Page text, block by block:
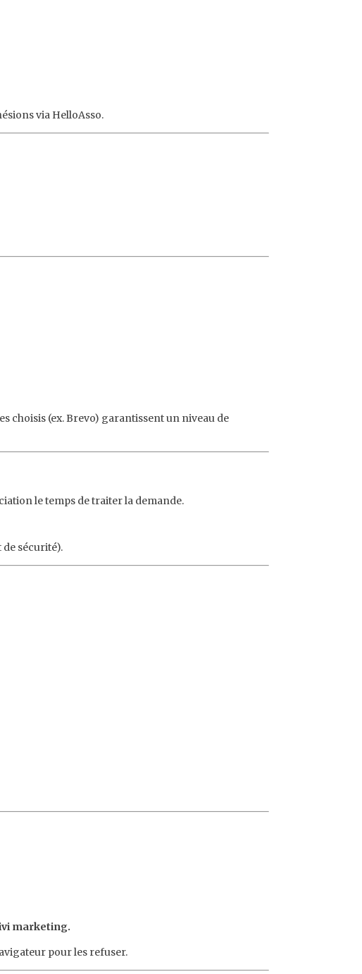
via HelloAsso.
choisis (ex. Brevo) garantissent un niveau de
le temps de traiter la demande.
sécurité).
marketing.
pour les refuser.